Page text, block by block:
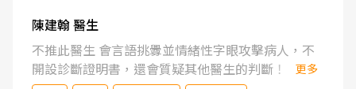
陳建翰 醫生
不推此醫生 會言語挑釁並情緒性字眼攻擊病人，不
開設診斷證明書，還會質疑其他醫生的判斷！
更多